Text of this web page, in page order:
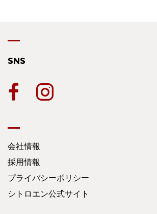
SNS
会社情報
採用情報
プライバシーポリシー
シトロエン公式サイト